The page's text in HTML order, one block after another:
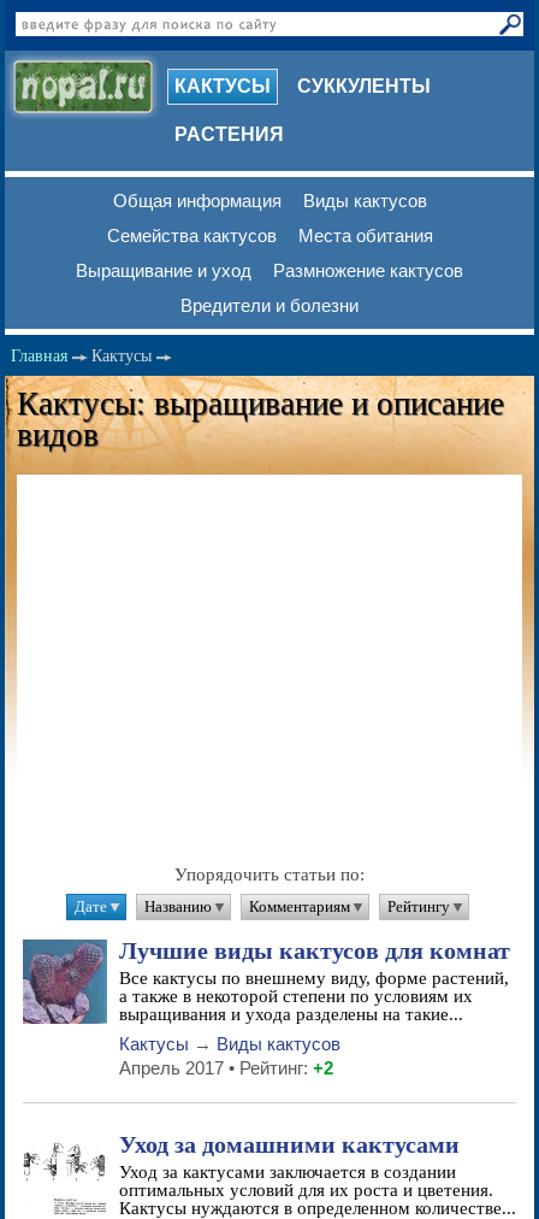
КАКТУСЫ СУККУЛЕНТЫ
РАСТЕНИЯ
Общая информация
Виды кактусов
Семейства кактусов
Места обитания
Выращивание и уход
Размножение кактусов
Вредители и болезни
Главная Кактусы
Кактусы: выращивание и описание
видов
Упорядочить статьи по:
Дате▼ Названию▼ Комментариям▼ Рейтингу▼
Лучшие виды кактусов для комнат
Все кактусы по внешнему виду, форме растений,
а также в некоторой степени по условиям их
выращивания и ухода разделены на такие...
Кактусы → Виды кактусов
Апрель 2017 • Рейтинг: +2
Уход за домашними кактусами
Уход за кактусами заключается в создании
оптимальных условий для их роста и цветения.
Кактусы нуждаются в определенном количестве...